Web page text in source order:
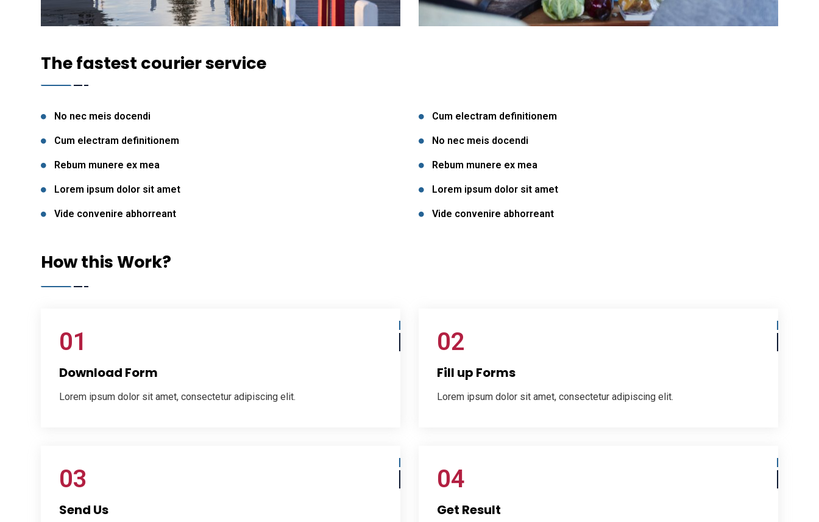
The fastest courier service
No nec meis docendi
Cum electram definitionem
Rebum munere ex mea
Lorem ipsum dolor sit amet
Vide convenire abhorreant
Cum electram definitionem
No nec meis docendi
Rebum munere ex mea
Lorem ipsum dolor sit amet
Vide convenire abhorreant
How this Work?
01
Download Form
Lorem ipsum dolor sit amet, consectetur adipiscing elit.
03
Send Us
02
Fill up Forms
Lorem ipsum dolor sit amet, consectetur adipiscing elit.
04
Get Result